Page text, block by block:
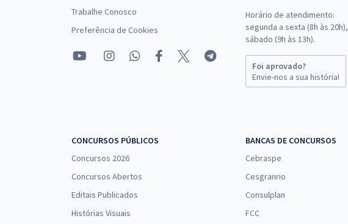
Trabalhe Conosco
Preferência de Cookies
Horário de atendimento:
segunda a sexta (8h às 20h),
sábado (9h às 13h).
Foi aprovado?
Envie-nos a sua história!
CONCURSOS PÚBLICOS
Concursos 2026
Concursos Abertos
Editais Publicados
Histórias Visuais
BANCAS DE CONCURSOS
Cebraspe
Cesgranrio
Consulplan
FCC